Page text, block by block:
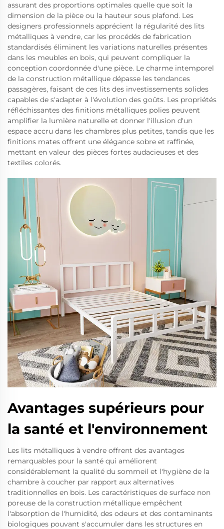
assurant des proportions optimales quelle que soit la
dimension de la pièce ou la hauteur sous plafond. Les
designers professionnels apprécient la régularité des lits
métalliques à vendre, car les procédés de fabrication
standardisés éliminent les variations naturelles présentes
dans les meubles en bois, qui peuvent compliquer la
conception coordonnée d'une pièce. Le charme intemporel
de la construction métallique dépasse les tendances
passagères, faisant de ces lits des investissements solides
capables de s'adapter à l'évolution des goûts. Les propriétés
réfléchissantes des finitions métalliques polies peuvent
amplifier la lumière naturelle et donner l'illusion d'un
espace accru dans les chambres plus petites, tandis que les
finitions mates offrent une élégance sobre et raffinée,
mettant en valeur des pièces fortes audacieuses et des
textiles colorés.
Avantages supérieurs pour
la santé et l'environnement
Les lits métalliques à vendre offrent des avantages
remarquables pour la santé qui améliorent
considérablement la qualité du sommeil et l'hygiène de la
chambre à coucher par rapport aux alternatives
traditionnelles en bois. Les caractéristiques de surface non
poreuse de la construction métallique empêchent
l'absorption de l'humidité, des odeurs et des contaminants
biologiques pouvant s'accumuler dans les structures en